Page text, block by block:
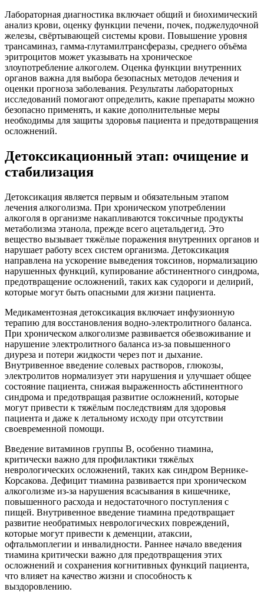
Лабораторная диагностика включает общий и биохимический
анализ крови, оценку функции печени, почек, поджелудочной
железы, свёртывающей системы крови. Повышение уровня
трансаминаз, гамма-глутамилтрансферазы, среднего объёма
эритроцитов может указывать на хроническое
злоупотребление алкоголем. Оценка функции внутренних
органов важна для выбора безопасных методов лечения и
оценки прогноза заболевания. Результаты лабораторных
исследований помогают определить, какие препараты можно
безопасно применять, и какие дополнительные меры
необходимы для защиты здоровья пациента и предотвращения
осложнений.
Детоксикационный этап: очищение и
стабилизация
Детоксикация является первым и обязательным этапом
лечения алкоголизма. При хроническом употреблении
алкоголя в организме накапливаются токсичные продукты
метаболизма этанола, прежде всего ацетальдегид. Это
вещество вызывает тяжёлые поражения внутренних органов и
нарушает работу всех систем организма. Детоксикация
направлена на ускорение выведения токсинов, нормализацию
нарушенных функций, купирование абстинентного синдрома,
предотвращение осложнений, таких как судороги и делирий,
которые могут быть опасными для жизни пациента.
Медикаментозная детоксикация включает инфузионную
терапию для восстановления водно-электролитного баланса.
При хроническом алкоголизме развивается обезвоживание и
нарушение электролитного баланса из-за повышенного
диуреза и потери жидкости через пот и дыхание.
Внутривенное введение солевых растворов, глюкозы,
электролитов нормализует эти нарушения и улучшает общее
состояние пациента, снижая выраженность абстинентного
синдрома и предотвращая развитие осложнений, которые
могут привести к тяжёлым последствиям для здоровья
пациента и даже к летальному исходу при отсутствии
своевременной помощи.
Введение витаминов группы B, особенно тиамина,
критически важно для профилактики тяжёлых
неврологических осложнений, таких как синдром Вернике-
Корсакова. Дефицит тиамина развивается при хроническом
алкоголизме из-за нарушения всасывания в кишечнике,
повышенного расхода и недостаточного поступления с
пищей. Внутривенное введение тиамина предотвращает
развитие необратимых неврологических повреждений,
которые могут привести к деменции, атаксии,
офтальмоплегии и инвалидности. Раннее начало введения
тиамина критически важно для предотвращения этих
осложнений и сохранения когнитивных функций пациента,
что влияет на качество жизни и способность к
выздоровлению.